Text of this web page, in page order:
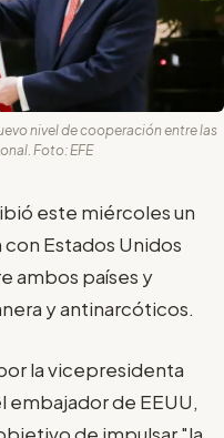
nivel de cooperación entre las
Foto: EFE
este miércoles un
Estados Unidos
ambos países y
y antinarcóticos.
la vicepresidenta
embajador de EEUU,